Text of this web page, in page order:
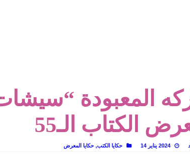
المعبودة
الكتاب الـ55
2024 يناير 14 حكايا الكتب,حكايا المعرض